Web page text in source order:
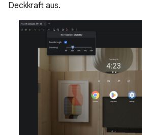
Deckkraft aus.